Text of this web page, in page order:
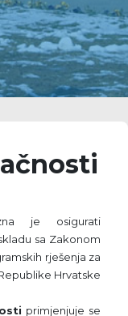
je osigurati
sa Zakonom
rješenja za
Hrvatske
primjenjuje se